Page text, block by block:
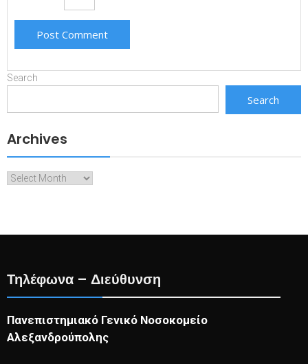
Search
Search
Archives
Archives
Τηλέφωνα – Διεύθυνση
Πανεπιστημιακό Γενικό Νοσοκομείο
Αλεξανδρούπολης